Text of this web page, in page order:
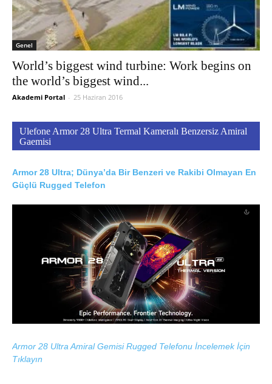
Genel
World’s biggest wind turbine: Work begins on
the world’s biggest wind...
Akademi Portal - 25 Haziran 2016
Ulefone Armor 28 Ultra Termal Kameralı Benzersiz Amiral
Gaemisi
Armor 28 Ultra; Dünya’da Bir Benzeri ve Rakibi Olmayan En
Güçlü Rugged Telefon
Armor 28 Ultra Amiral Gemisi Rugged Telefonu İncelemek İçin
Tıklayın